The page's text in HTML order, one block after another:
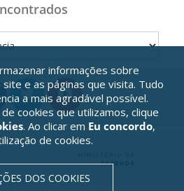
informações sobre
e as páginas que visita. Tudo
a mais agradável possível.
cookies que utilizamos, clique
. Ao clicar em Eu concordo,
de cookies.
DOS COOKIES